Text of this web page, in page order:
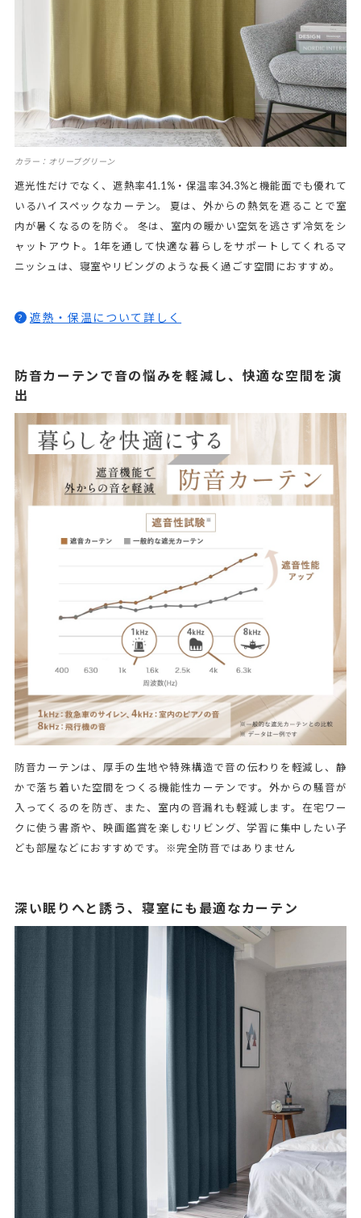
カラー：オリーブグリーン
遮光性だけでなく、遮熱率41.1%・保温率34.3%と機能面でも優れて
いるハイスペックなカーテン。 夏は、外からの熱気を遮ることで室
内が暑くなるのを防ぐ。 冬は、室内の暖かい空気を逃さず冷気をシ
ャットアウト。1年を通して快適な暮らしをサポートしてくれるマ
ニッシュは、寝室やリビングのような長く過ごす空間におすすめ。
? 遮熱・保温について詳しく
防音カーテンで音の悩みを軽減し、快適な空間を演
出
防音カーテンは、厚手の生地や特殊構造で音の伝わりを軽減し、静
かで落ち着いた空間をつくる機能性カーテンです。外からの騒音が
入ってくるのを防ぎ、また、室内の音漏れも軽減します。在宅ワー
クに使う書斎や、映画鑑賞を楽しむリビング、学習に集中したい子
ども部屋などにおすすめです。※完全防音ではありません
深い眠りへと誘う、寝室にも最適なカーテン